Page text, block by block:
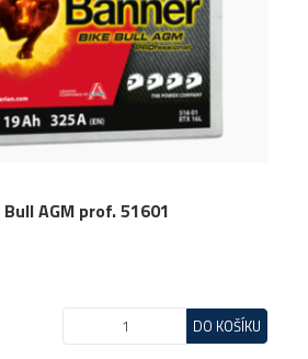
AGM prof. 51601
DO KOŠÍKU